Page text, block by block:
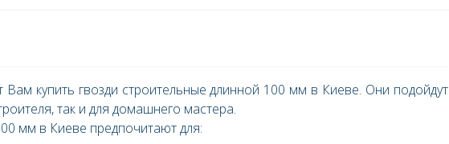
Вам купить гвозди строительные длинной 100 мм в Киеве. Они подойдут
так и для домашнего мастера.
мм в Киеве предпочитают для: